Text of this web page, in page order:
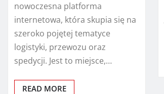
nowoczesna platforma
internetowa, która skupia się na
szeroko pojętej tematyce
logistyki, przewozu oraz
spedycji. Jest to miejsce,…
READ MORE